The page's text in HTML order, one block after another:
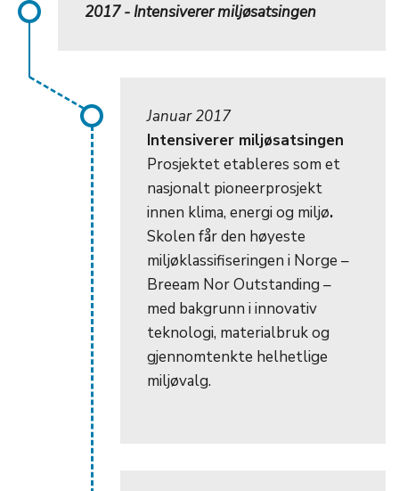
2017 - Intensiverer miljøsatsingen
Januar 2017
Intensiverer miljøsatsingen
Prosjektet etableres som et
nasjonalt pioneerprosjekt
innen klima, energi og miljø.
Skolen får den høyeste
miljøklassifiseringen i Norge –
Breeam Nor Outstanding –
med bakgrunn i innovativ
teknologi, materialbruk og
gjennomtenkte helhetlige
miljøvalg.